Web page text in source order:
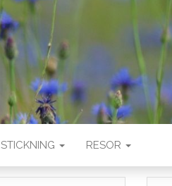
STICKNING RESOR